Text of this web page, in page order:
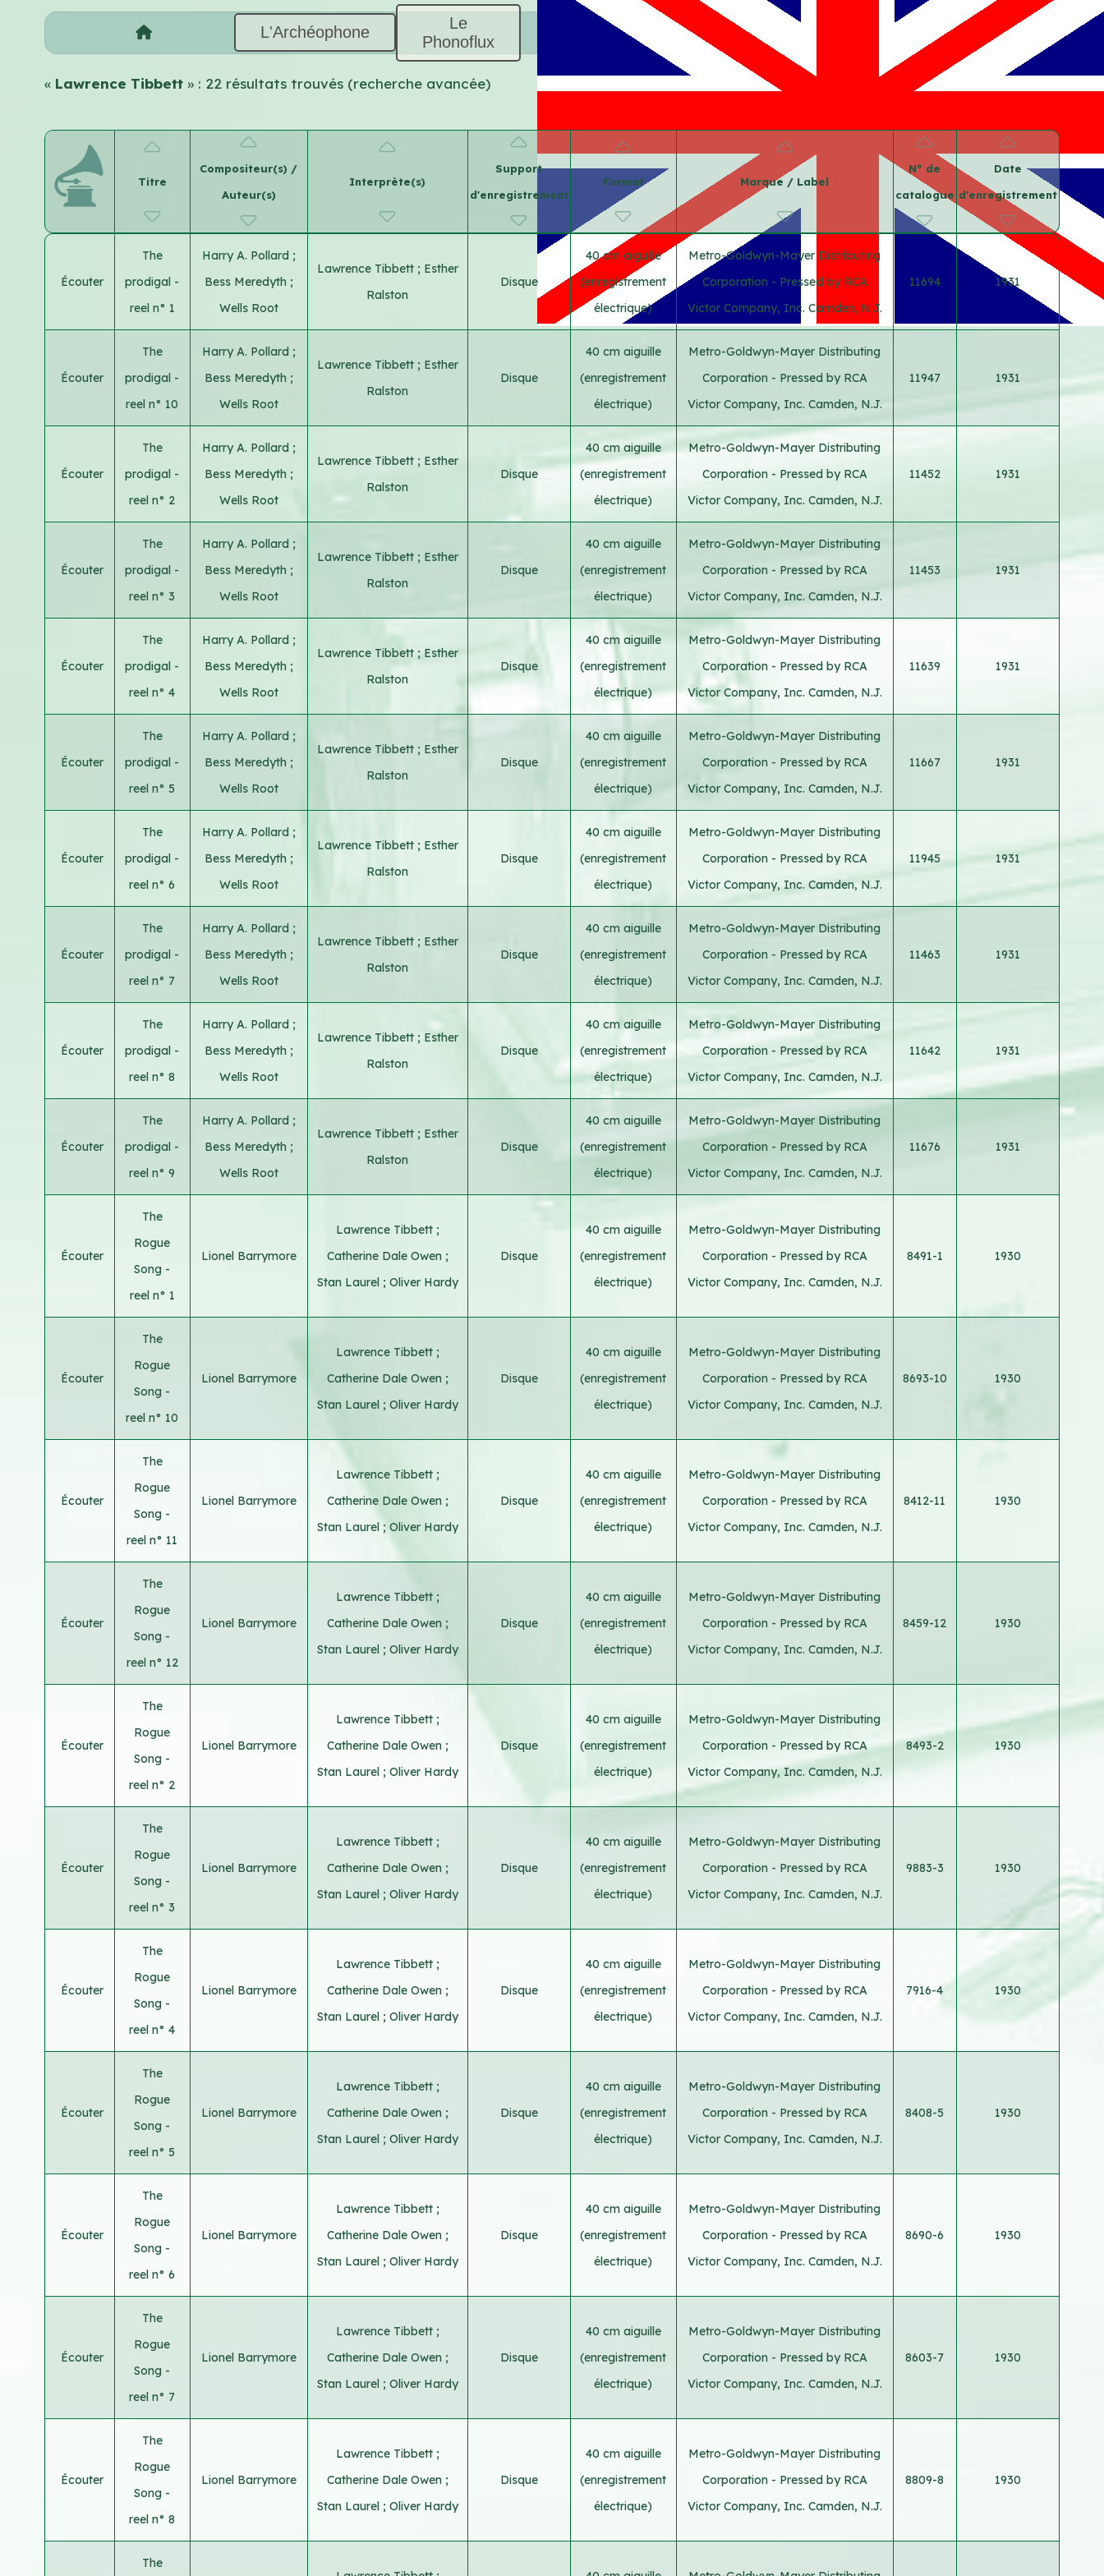
L'Archéophone
Le
Phonoflux
«Lawrence Tibbett » : 22 résultats trouvés (recherche avancée)
Titre
Compositeur(s) /
Auteur(s)
Interprète(s)
Support
d'enregistrement
Format Marque / Label
N° de
catalogue
Date
d'enregistrement
Écouter
The
prodigal -
reel n° 1
Harry A. Pollard ;
Bess Meredyth ;
Wells Root
Lawrence Tibbett ; Esther
Ralston
Disque
40 cm aiguille
(enregistrement
électrique)
Metro-Goldwyn-Mayer Distributing
Corporation - Pressed by RCA
Victor Company, Inc. Camden, N.J.
11694 1931
Écouter
The
prodigal -
reel n° 10
Harry A. Pollard ;
Bess Meredyth ;
Wells Root
Lawrence Tibbett ; Esther
Ralston
Disque
40 cm aiguille
(enregistrement
électrique)
Metro-Goldwyn-Mayer Distributing
Corporation - Pressed by RCA
Victor Company, Inc. Camden, N.J.
11947 1931
Écouter
The
prodigal -
reel n° 2
Harry A. Pollard ;
Bess Meredyth ;
Wells Root
Lawrence Tibbett ; Esther
Ralston
Disque
40 cm aiguille
(enregistrement
électrique)
Metro-Goldwyn-Mayer Distributing
Corporation - Pressed by RCA
Victor Company, Inc. Camden, N.J.
11452 1931
Écouter
The
prodigal -
reel n° 3
Harry A. Pollard ;
Bess Meredyth ;
Wells Root
Lawrence Tibbett ; Esther
Ralston
Disque
40 cm aiguille
(enregistrement
électrique)
Metro-Goldwyn-Mayer Distributing
Corporation - Pressed by RCA
Victor Company, Inc. Camden, N.J.
11453 1931
Écouter
The
prodigal -
reel n° 4
Harry A. Pollard ;
Bess Meredyth ;
Wells Root
Lawrence Tibbett ;Esther
Ralston
Disque
40 cm aiguille
(enregistrement
électrique)
Metro-Goldwyn-Mayer Distributing
Corporation - Pressed by RCA
Victor Company, Inc. Camden, N.J.
11639 1931
Écouter
The
prodigal -
reel n° 5
Harry A. Pollard ;
Bess Meredyth ;
Wells Root
Lawrence Tibbett ; Esther
Ralston
Disque
40 cm aiguille
(enregistrement
électrique)
Metro-Goldwyn-Mayer Distributing
Corporation - Pressed by RCA
Victor Company, Inc. Camden, N.J.
11667 1931
Écouter
The
prodigal -
reel n° 6
Harry A. Pollard ;
Bess Meredyth ;
Wells Root
Lawrence Tibbett ; Esther
Ralston
Disque
40 cm aiguille
(enregistrement
électrique)
Metro-Goldwyn-Mayer Distributing
Corporation - Pressed by RCA
Victor Company, Inc. Camden, N.J.
11945 1931
Écouter
The
prodigal -
reel n° 7
Harry A. Pollard ;
Bess Meredyth ;
Wells Root
Lawrence Tibbett ; Esther
Ralston
Disque
40 cm aiguille
(enregistrement
électrique)
Metro-Goldwyn-Mayer Distributing
Corporation - Pressed by RCA
Victor Company, Inc. Camden, N.J.
11463 1931
Écouter
The
prodigal -
reel n° 8
Harry A. Pollard ;
Bess Meredyth ;
Wells Root
Lawrence Tibbett ; Esther
Ralston
Disque
40 cm aiguille
(enregistrement
électrique)
Metro-Goldwyn-Mayer Distributing
Corporation - Pressed by RCA
Victor Company, Inc. Camden, N.J.
11642 1931
Écouter
The
prodigal -
reel n° 9
Harry A. Pollard ;
Bess Meredyth ;
Wells Root
Lawrence Tibbett ; Esther
Ralston
Disque
40 cm aiguille
(enregistrement
électrique)
Metro-Goldwyn-Mayer Distributing
Corporation - Pressed by RCA
Victor Company, Inc. Camden, N.J.
11676 1931
Écouter
The
Rogue
Song -
reel n° 1
Lionel Barrymore
Lawrence Tibbett ;
Catherine Dale Owen ;
Stan Laurel ; Oliver Hardy
Disque
40 cm aiguille
(enregistrement
électrique)
Metro-Goldwyn-Mayer Distributing
Corporation - Pressed by RCA
Victor Company, Inc. Camden, N.J.
8491-1 1930
Écouter
The
Rogue
Song -
reel n° 10
Lionel Barrymore
Lawrence Tibbett ;
Catherine Dale Owen ;
Stan Laurel ; Oliver Hardy
Disque
40 cm aiguille
(enregistrement
électrique)
Metro-Goldwyn-Mayer Distributing
Corporation - Pressed by RCA
Victor Company, Inc. Camden, N.J.
8693-10 1930
Écouter
The
Rogue
Song -
reel n° 11
Lionel Barrymore
Lawrence Tibbett ;
Catherine Dale Owen ;
Stan Laurel ; Oliver Hardy
Disque
40 cm aiguille
(enregistrement
électrique)
Metro-Goldwyn-Mayer Distributing
Corporation - Pressed by RCA
Victor Company, Inc. Camden, N.J.
8412-11 1930
Écouter
The
Rogue
Song -
reel n° 12
Lionel Barrymore
Lawrence Tibbett ;
Catherine Dale Owen ;
Stan Laurel ; Oliver Hardy
Disque
40 cm aiguille
(enregistrement
électrique)
Metro-Goldwyn-Mayer Distributing
Corporation - Pressed by RCA
Victor Company, Inc. Camden, N.J.
8459-12 1930
Écouter
The
Rogue
Song -
reel n° 2
Lionel Barrymore
Lawrence Tibbett ;
Catherine Dale Owen ;
Stan Laurel ; Oliver Hardy
Disque
40 cm aiguille
(enregistrement
électrique)
Metro-Goldwyn-Mayer Distributing
Corporation - Pressed by RCA
Victor Company, Inc. Camden, N.J.
8493-2 1930
Écouter
The
Rogue
Song -
reel n° 3
Lionel Barrymore
Lawrence Tibbett ;
Catherine Dale Owen ;
Stan Laurel ; Oliver Hardy
Disque
40 cm aiguille
(enregistrement
électrique)
Metro-Goldwyn-Mayer Distributing
Corporation - Pressed by RCA
Victor Company, Inc. Camden, N.J.
9883-3 1930
Écouter
The
Rogue
Song -
reel n° 4
Lionel Barrymore
Lawrence Tibbett ;
Catherine Dale Owen ;
Stan Laurel ; Oliver Hardy
Disque
40 cm aiguille
(enregistrement
électrique)
Metro-Goldwyn-Mayer Distributing
Corporation - Pressed by RCA
Victor Company, Inc. Camden, N.J.
7916-4 1930
Écouter
The
Rogue
Song -
reel n° 5
Lionel Barrymore
Lawrence Tibbett ;
Catherine Dale Owen ;
Stan Laurel ; Oliver Hardy
Disque
40 cm aiguille
(enregistrement
électrique)
Metro-Goldwyn-Mayer Distributing
Corporation - Pressed by RCA
Victor Company, Inc. Camden, N.J.
8408-5 1930
Écouter
The
Rogue
Song -
reel n° 6
Lionel Barrymore
Lawrence Tibbett ;
Catherine Dale Owen ;
Stan Laurel ; Oliver Hardy
Disque
40 cm aiguille
(enregistrement
électrique)
Metro-Goldwyn-Mayer Distributing
Corporation - Pressed by RCA
Victor Company, Inc. Camden, N.J.
8690-6 1930
Écouter
The
Rogue
Song -
reel n° 7
Lionel Barrymore
Lawrence Tibbett ;
Catherine Dale Owen ;
Stan Laurel ; Oliver Hardy
Disque
40 cm aiguille
(enregistrement
électrique)
Metro-Goldwyn-Mayer Distributing
Corporation - Pressed by RCA
Victor Company, Inc. Camden, N.J.
8603-7 1930
Écouter
The
Rogue
Song -
reel n° 8
Lionel Barrymore
Lawrence Tibbett ;
Catherine Dale Owen ;
Stan Laurel ; Oliver Hardy
Disque
40 cm aiguille
(enregistrement
électrique)
Metro-Goldwyn-Mayer Distributing
Corporation - Pressed by RCA
Victor Company, Inc. Camden, N.J.
8809-8 1930
The